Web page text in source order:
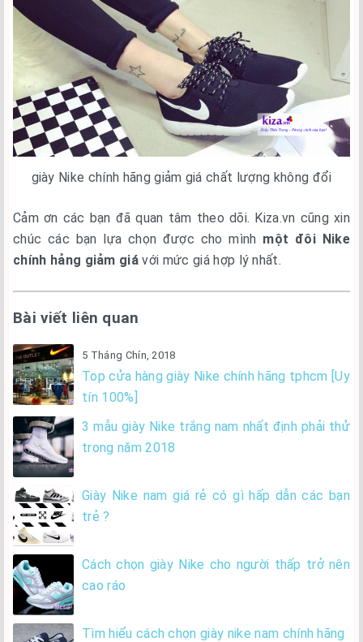
giày Nike chính hãng giảm giá chất lượng không đổi
Cảm ơn các bạn đã quan tâm theo dõi. Kiza.vn cũng xin
chúc các bạn lựa chọn được cho mình một đôi Nike
chính hảng giảm giá với mức giá hợp lý nhất.
Bài viết liên quan
5 Tháng Chín, 2018
Top cửa hàng giày Nike chính hãng tphcm [Uy
tín 100%]
3 mẫu giày Nike trắng nam nhất định phải thử
trong năm 2018
Giày Nike nam giá rẻ có gì hấp dẫn các bạn
trẻ ?
Cách chọn giày Nike cho người thấp trở nên
cao ráo
Tìm hiểu cách chọn giày nike nam chính hãng